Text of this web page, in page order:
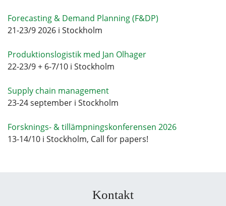
Forecasting & Demand Planning (F&DP)
21-23/9 2026 i Stockholm
Produktionslogistik med Jan Olhager
22-23/9 + 6-7/10 i Stockholm
Supply chain management
23-24 september i Stockholm
Forsknings- & tillämpningskonferensen 2026
13-14/10 i Stockholm, Call for papers!
Kontakt